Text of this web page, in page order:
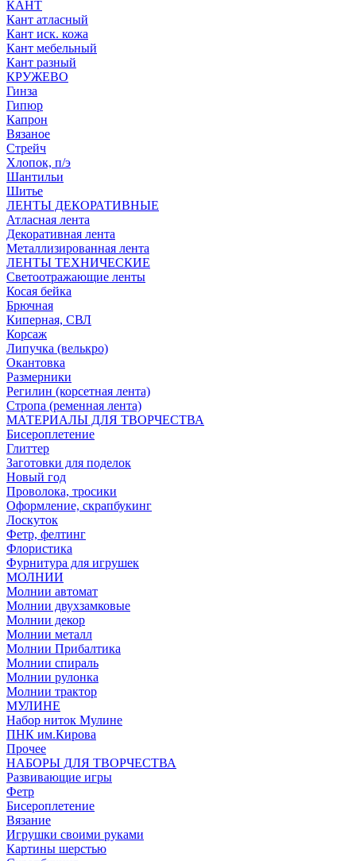
КАНТ
Кант атласный
Кант иск. кожа
Кант мебельный
Кант разный
КРУЖЕВО
Гинза
Гипюр
Капрон
Вязаное
Стрейч
Хлопок, п/э
Шантильи
Шитье
ЛЕНТЫ ДЕКОРАТИВНЫЕ
Атласная лента
Декоративная лента
Металлизированная лента
ЛЕНТЫ ТЕХНИЧЕСКИЕ
Светоотражающие ленты
Косая бейка
Брючная
Киперная, СВЛ
Корсаж
Липучка (велькро)
Окантовка
Размерники
Регилин (корсетная лента)
Стропа (ременная лента)
МАТЕРИАЛЫ ДЛЯ ТВОРЧЕСТВА
Бисероплетение
Глиттер
Заготовки для поделок
Новый год
Проволока, тросики
Оформление, скрапбукинг
Лоскуток
Фетр, фелтинг
Флористика
Фурнитура для игрушек
МОЛНИИ
Молнии автомат
Молнии двухзамковые
Молнии декор
Молнии металл
Молнии Прибалтика
Молнии спираль
Молнии рулонка
Молнии трактор
МУЛИНЕ
Набор ниток Мулине
ПНК им.Кирова
Прочее
НАБОРЫ ДЛЯ ТВОРЧЕСТВА
Развивающие игры
Фетр
Бисероплетение
Вязание
Игрушки своими руками
Картины шерстью